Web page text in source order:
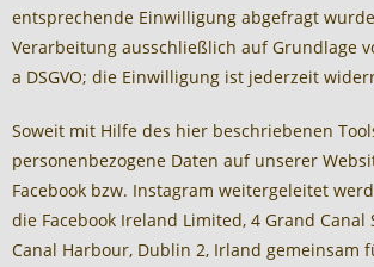
entsprechende Einwilligung abgefragt
Verarbeitung ausschließlich auf Grundlage
a DSGVO; die Einwilligung ist jederzeit
Soweit mit Hilfe des hier beschriebenen
personenbezogene Daten auf unserer
Facebook bzw. Instagram weitergeleitet
die Facebook Ireland Limited, 4 Grand Canal
Canal Harbour, Dublin 2, Irland gemeinsam